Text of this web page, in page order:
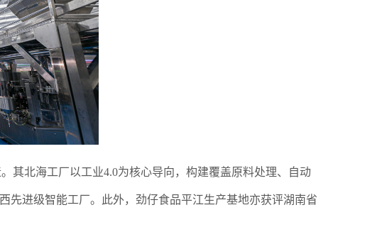
其北海工厂以工业4.0为核心导向，构建覆盖原料处理、自动
先进级智能工厂。此外，劲仔食品平江生产基地亦获评湖南省